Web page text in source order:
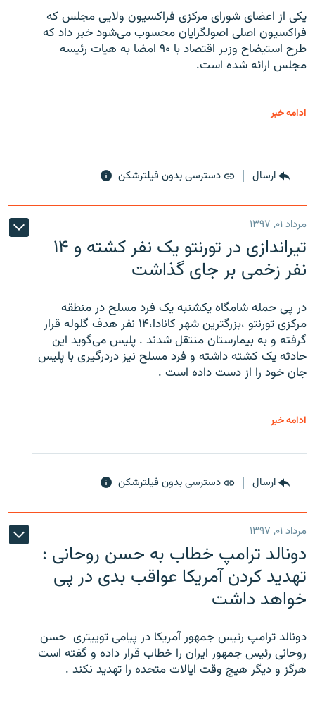
یکی از اعضای شورای مرکزی فراکسیون ولایی مجلس که
فراکسیون اصلی اصولگرایان محسوب می‌شود خبر داد که
طرح استیضاح وزیر اقتصاد با ۹۰ امضا به هیات رئیسه
مجلس ارائه شده است.
ادامه خبر
ارسال دسترسی بدون فیلترشکن
مرداد ۰۱, ۱۳۹۷
تیراندازی در تورنتو یک نفر کشته و ۱۴
نفر زخمی بر جای گذاشت
در پی حمله شامگاه یکشنبه یک فرد مسلح در منطقه
مرکزی تورنتو ،‌بزرگترین شهر کانادا،۱۴ نفر هدف گلوله قرار
گرفته و به بیمارستان منتقل شدند . پلیس می‌گوید این
حادثه یک کشته داشته و فرد مسلح نیز دردرگیری با پلیس
جان خود را از دست داده است .
ادامه خبر
ارسال دسترسی بدون فیلترشکن
مرداد ۰۱, ۱۳۹۷
دونالد ترامپ خطاب به حسن روحانی :
تهدید کردن آمریکا عواقب بدی در پی
خواهد داشت
دونالد ترامپ رئیس جمهور آمریکا در پیامی توییتری ‌ حسن
روحانی رئیس جمهور ایران را خطاب قرار داده و گفته است
هرگز و دیگر هیچ وقت ایالات متحده را تهدید نکند .